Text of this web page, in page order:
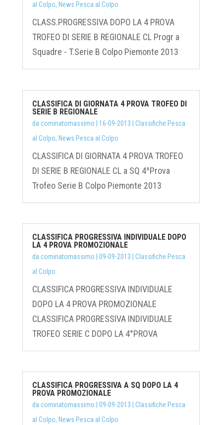
al Colpo, News Pesca al Colpo
CLASS.PROGRESSIVA DOPO LA 4 PROVA
TROFEO DI SERIE B REGIONALE CL Progr a
Squadre - T.Serie B Colpo Piemonte 2013
CLASSIFICA DI GIORNATA 4 PROVA TROFEO DI
SERIE B REGIONALE
da cominatomassimo 16-09-2013
Classifiche Pesca
al Colpo, News Pesca al Colpo
CLASSIFICA DI GIORNATA 4 PROVA TROFEO
DI SERIE B REGIONALE CL a SQ 4^Prova
Trofeo Serie B Colpo Piemonte 2013
CLASSIFICA PROGRESSIVA INDIVIDUALE DOPO
LA 4 PROVA PROMOZIONALE
da cominatomassimo 09-09-2013
Classifiche Pesca
al Colpo
CLASSIFICA PROGRESSIVA INDIVIDUALE
DOPO LA 4 PROVA PROMOZIONALE
CLASSIFICA PROGRESSIVA INDIVIDUALE
TROFEO SERIE C DOPO LA 4°PROVA
CLASSIFICA PROGRESSIVA A SQ DOPO LA 4
PROVA PROMOZIONALE
da cominatomassimo 09-09-2013
Classifiche Pesca
al Colpo, News Pesca al Colpo